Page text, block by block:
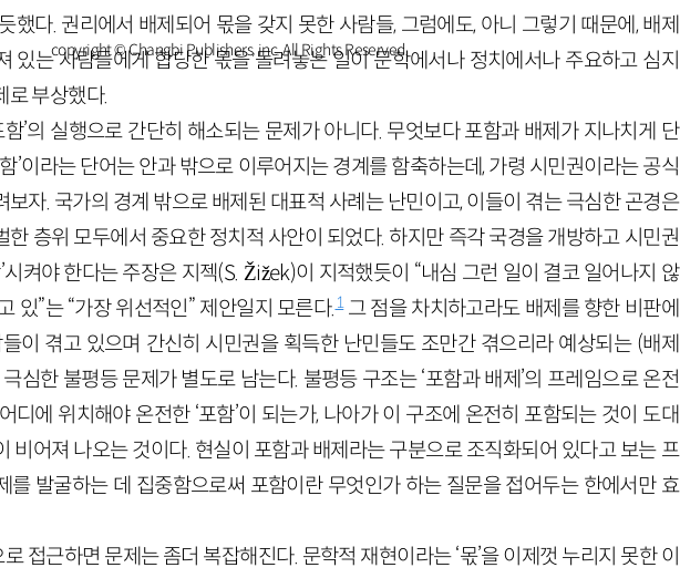
했다. 권리에서 배제되어 몫을 갖지 못한 사람들, 그럼에도, 아니 그렇기 때문에, 배제
있는 사람들에게 합당한 몫을 돌려놓는 일이 문학에서나 정치에서나 주요하고 심지
로 부상했다.
함’의 실행으로 간단히 해소되는 문제가 아니다. 무엇보다 포함과 배제가 지나치게 단
’이라는 단어는 안과 밖으로 이루어지는 경계를 함축하는데, 가령 시민권이라는 공식
자. 국가의 경계 밖으로 배제된 대표적 사례는 난민이고, 이들이 겪는 극심한 곤경은
한 층위 모두에서 중요한 정치적 사안이 되었다. 하지만 즉각 국경을 개방하고 시민권
시켜야 한다는 주장은 지젝(S. Žižek)이 지적했듯이 “내심 그런 일이 결코 일어나지 않
있”는 “가장 위선적인” 제안일지 모른다.1그 점을 차치하고라도 배제를 향한 비판에
이 겪고 있으며 간신히 시민권을 획득한 난민들도 조만간 겪으리라 예상되는 (배제
심한 불평등 문제가 별도로 남는다. 불평등 구조는 ‘포함과 배제’의 프레임으로 온전
디에 위치해야 온전한 ‘포함’이 되는가, 나아가 이 구조에 온전히 포함되는 것이 도대
비어져 나오는 것이다. 현실이 포함과 배제라는 구분으로 조직화되어 있다고 보는 프
를 발굴하는 데 집중함으로써 포함이란 무엇인가 하는 질문을 접어두는 한에서만 효
접근하면 문제는 좀더 복잡해진다. 문학적 재현이라는 ‘몫’을 이제껏 누리지 못한 이
copyright © Changbi Publishers, inc. All Rights Reserved.